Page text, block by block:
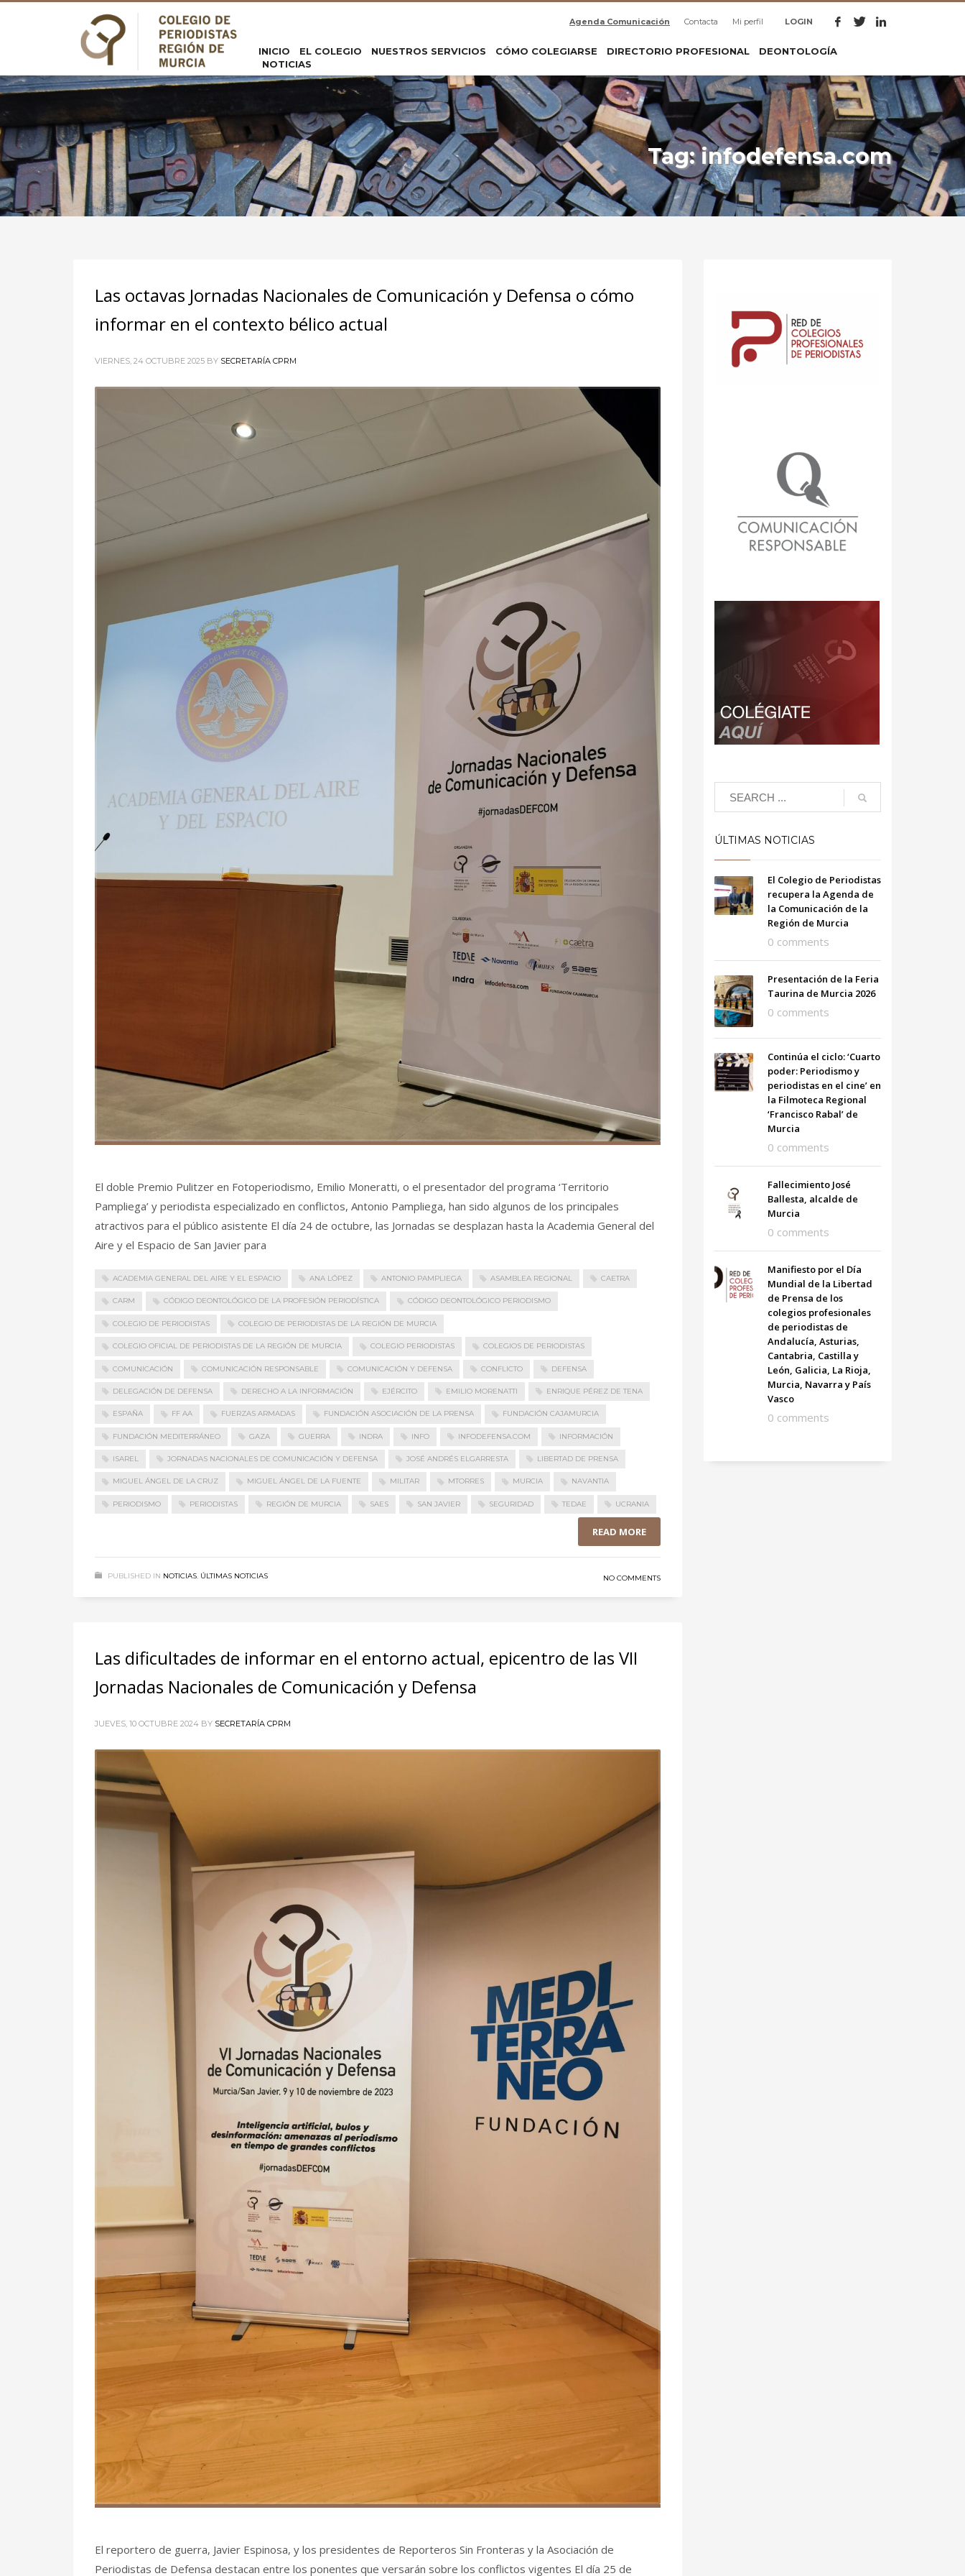
Agenda Comunicación Contacta Mi perfil LOGIN
INICIO EL COLEGIO NUESTROS SERVICIOS CÓMO COLEGIARSE DIRECTORIO PROFESIONAL
DEONTOLOGÍA
NOTICIAS
Tag: infodefensa.com
Las octavas Jornadas Nacionales de Comunicación y Defensa o cómo
informar en el contexto bélico actual
VIERNES, 24 OCTUBRE 2025 BY SECRETARÍA CPRM
El doble Premio Pulitzer en Fotoperiodismo, Emilio Moneratti, o el presentador del programa ‘Territorio
Pampliega’ y periodista especializado en conflictos, Antonio Pampliega, han sido algunos de los principales
atractivos para el público asistente El día 24 de octubre, las Jornadas se desplazan hasta la Academia General del
Aire y el Espacio de San Javier para
ACADEMIA GENERAL DEL AIRE Y EL ESPACIO ANA LÓPEZ ANTONIO PAMPLIEGA ASAMBLEA REGIONAL CAETRA
CARM CÓDIGO DEONTOLÓGICO DE LA PROFESIÓN PERIODÍSTICA CÓDIGO DEONTOLÓGICO PERIODISMO
COLEGIO DE PERIODISTAS COLEGIO DE PERIODISTAS DE LA REGIÓN DE MURCIA
COLEGIO OFICIAL DE PERIODISTAS DE LA REGIÓN DE MURCIA COLEGIO PERIODISTAS COLEGIOS DE PERIODISTAS
COMUNICACIÓN COMUNICACIÓN RESPONSABLE COMUNICACIÓN Y DEFENSA CONFLICTO DEFENSA
DELEGACIÓN DE DEFENSA DERECHO A LA INFORMACIÓN EJÉRCITO EMILIO MORENATTI ENRIQUE PÉREZ DE TENA
ESPAÑA FF AA FUERZAS ARMADAS FUNDACIÓN ASOCIACIÓN DE LA PRENSA FUNDACIÓN CAJAMURCIA
FUNDACIÓN MEDITERRÁNEO GAZA GUERRA INDRA INFO INFODEFENSA.COM INFORMACIÓN
ISAREL JORNADAS NACIONALES DE COMUNICACIÓN Y DEFENSA JOSÉ ANDRÉS ELGARRESTA LIBERTAD DE PRENSA
MIGUEL ÁNGEL DE LA CRUZ MIGUEL ÁNGEL DE LA FUENTE MILITAR MTORRES MURCIA NAVANTIA
PERIODISMO PERIODISTAS REGIÓN DE MURCIA SAES SAN JAVIER SEGURIDAD TEDAE UCRANIA
READ MORE
PUBLISHED IN NOTICIAS, ÚLTIMAS NOTICIAS NO COMMENTS
Las dificultades de informar en el entorno actual, epicentro de las VII
Jornadas Nacionales de Comunicación y Defensa
JUEVES, 10 OCTUBRE 2024 BY SECRETARÍA CPRM
El reportero de guerra, Javier Espinosa, y los presidentes de Reporteros Sin Fronteras y la Asociación de
Periodistas de Defensa destacan entre los ponentes que versarán sobre los conflictos vigentes El día 25 de
ÚLTIMAS NOTICIAS
El Colegio de Periodistas
recupera la Agenda de
la Comunicación de la
Región de Murcia
0 comments
Presentación de la Feria
Taurina de Murcia 2026
0 comments
Continúa el ciclo: ‘Cuarto
poder: Periodismo y
periodistas en el cine’ en
la Filmoteca Regional
‘Francisco Rabal’ de
Murcia
0 comments
Fallecimiento José
Ballesta, alcalde de
Murcia
0 comments
Manifiesto por el Día
Mundial de la Libertad
de Prensa de los
colegios profesionales
de periodistas de
Andalucía, Asturias,
Cantabria, Castilla y
León, Galicia, La Rioja,
Murcia, Navarra y País
Vasco
0 comments